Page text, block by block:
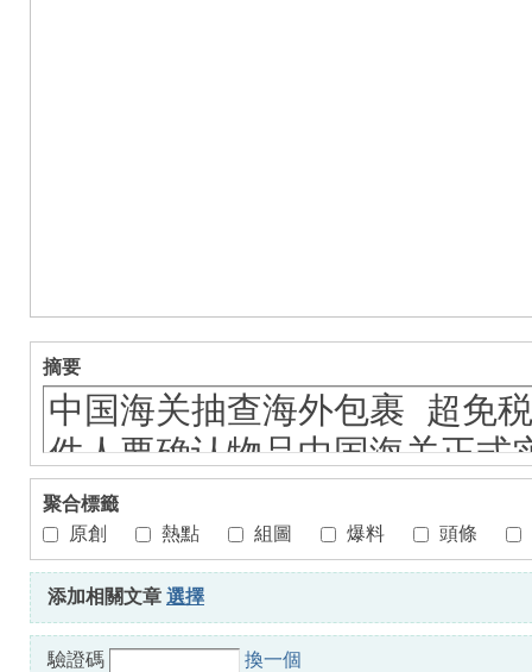
Fo
摘要
聚合標籤
原創
熱點 組圖 爆料 頭條
添加相關文章 選擇
驗證碼 換一個